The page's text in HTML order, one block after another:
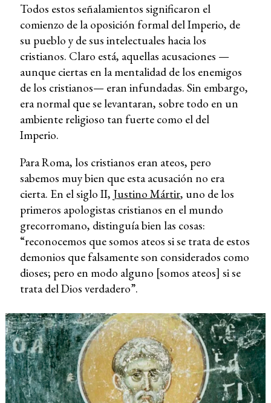
Todos estos señalamientos significaron el
comienzo de la oposición formal del Imperio, de
su pueblo y de sus intelectuales hacia los
cristianos. Claro está, aquellas acusaciones —
aunque ciertas en la mentalidad de los enemigos
de los cristianos— eran infundadas. Sin embargo,
era normal que se levantaran, sobre todo en un
ambiente religioso tan fuerte como el del
Imperio.
Para Roma, los cristianos eran ateos, pero
sabemos muy bien que esta acusación no era
cierta. En el siglo II, Justino Mártir, uno de los
primeros apologistas cristianos en el mundo
grecorromano, distinguía bien las cosas:
“reconocemos que somos ateos si se trata de estos
demonios que falsamente son considerados como
dioses; pero en modo alguno [somos ateos] si se
trata del Dios verdadero”.